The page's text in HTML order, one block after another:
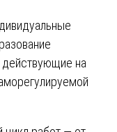
действующие на